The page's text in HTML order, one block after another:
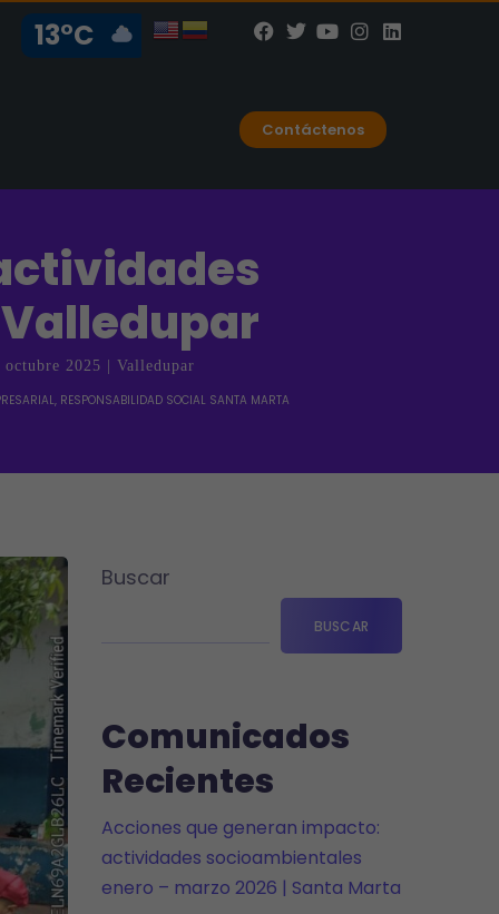
13°C
Contáctenos
2025 | Valledupar
, RESPONSABILIDAD SOCIAL SANTA MARTA
Buscar
BUSCAR
Comunicados
Recientes
Acciones que generan impacto:
actividades socioambientales
enero – marzo 2026 | Santa Marta